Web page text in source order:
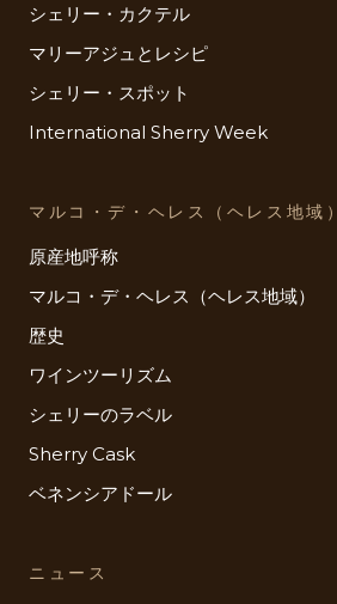
シェリー・カクテル
マリーアジュとレシピ
シェリー・スポット
International Sherry Week
マルコ・デ・ヘレス（ヘレス地域）
原産地呼称
マルコ・デ・ヘレス（ヘレス地域）
歴史
ワインツーリズム
シェリーのラベル
Sherry Cask
ベネンシアドール
ニュース